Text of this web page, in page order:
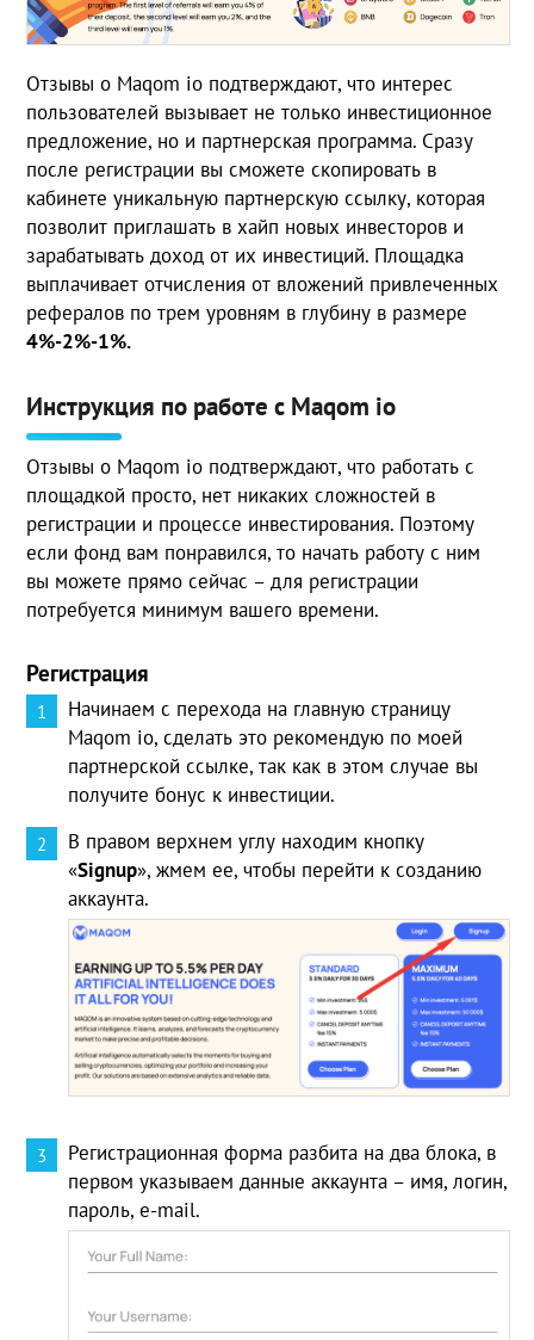
Отзывы о Maqom io подтверждают, что интерес
пользователей вызывает не только инвестиционное
предложение, но и партнерская программа. Сразу
после регистрации вы сможете скопировать в
кабинете уникальную партнерскую ссылку, которая
позволит приглашать в хайп новых инвесторов и
зарабатывать доход от их инвестиций. Площадка
выплачивает отчисления от вложений привлеченных
рефералов по трем уровням в глубину в размере
4%-2%-1%.
Инструкция по работе с Maqom io
Отзывы о Maqom io подтверждают, что работать с
площадкой просто, нет никаких сложностей в
регистрации и процессе инвестирования. Поэтому
если фонд вам понравился, то начать работу с ним
вы можете прямо сейчас – для регистрации
потребуется минимум вашего времени.
Регистрация
Начинаем с перехода на главную страницу
Maqom io, сделать это рекомендую по моей
партнерской ссылке, так как в этом случае вы
получите бонус к инвестиции.
В правом верхнем углу находим кнопку
«Signup», жмем ее, чтобы перейти к созданию
аккаунта.
Регистрационная форма разбита на два блока, в
первом указываем данные аккаунта – имя, логин,
пароль, e-mail.